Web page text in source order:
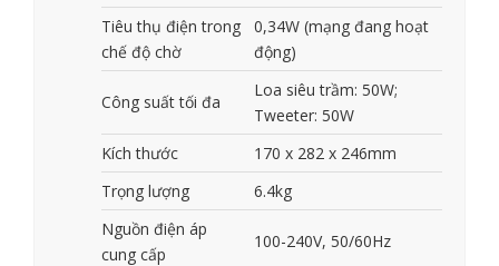
Tiêu thụ điện trong
chế độ chờ
0,34W (mạng đang hoạt
động)
Công suất tối đa
Loa siêu trầm: 50W;
Tweeter: 50W
Kích thước
170 x 282 x 246mm
Trọng lượng
6.4kg
Nguồn điện áp
cung cấp
100-240V, 50/60Hz